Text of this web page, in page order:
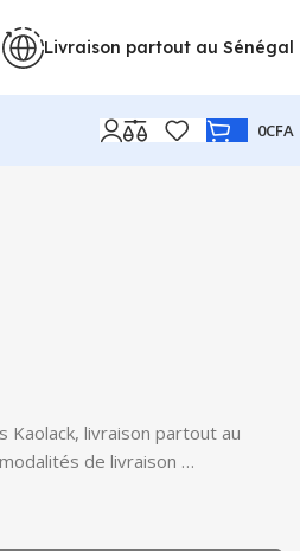
Livraison partout au Sénégal
0CFA
Kaolack, livraison partout au
de livraison …